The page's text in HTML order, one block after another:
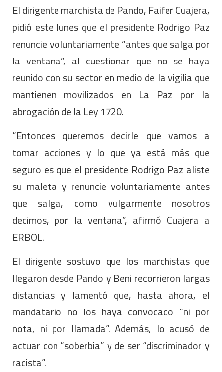
El dirigente marchista de Pando, Faifer Cuajera,
pidió este lunes que el presidente Rodrigo Paz
renuncie voluntariamente “antes que salga por
la ventana”, al cuestionar que no se haya
reunido con su sector en medio de la vigilia que
mantienen movilizados en La Paz por la
abrogación de la Ley 1720.
“Entonces queremos decirle que vamos a
tomar acciones y lo que ya está más que
seguro es que el presidente Rodrigo Paz aliste
su maleta y renuncie voluntariamente antes
que salga, como vulgarmente nosotros
decimos, por la ventana”, afirmó Cuajera a
ERBOL.
El dirigente sostuvo que los marchistas que
llegaron desde Pando y Beni recorrieron largas
distancias y lamentó que, hasta ahora, el
mandatario no los haya convocado “ni por
nota, ni por llamada”. Además, lo acusó de
actuar con “soberbia” y de ser “discriminador y
racista”.